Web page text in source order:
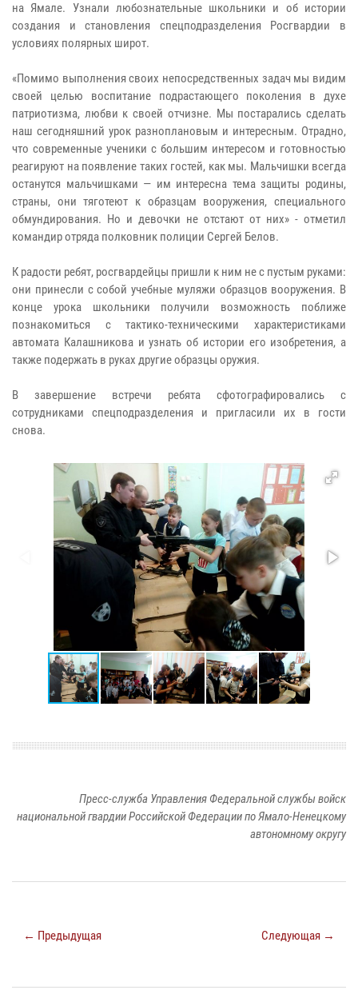
на Ямале. Узнали любознательные школьники и об истории
создания и становления спецподразделения Росгвардии в
условиях полярных широт.
«Помимо выполнения своих непосредственных задач мы видим
своей целью воспитание подрастающего поколения в духе
патриотизма, любви к своей отчизне. Мы постарались сделать
наш сегодняшний урок разноплановым и интересным. Отрадно,
что современные ученики с большим интересом и готовностью
реагируют на появление таких гостей, как мы. Мальчишки всегда
останутся мальчишками — им интересна тема защиты родины,
страны, они тяготеют к образцам вооружения, специального
обмундирования. Но и девочки не отстают от них» - отметил
командир отряда полковник полиции Сергей Белов.
К радости ребят, росгвардейцы пришли к ним не с пустым руками:
они принесли с собой учебные муляжи образцов вооружения. В
конце урока школьники получили возможность поближе
познакомиться с тактико-техническими характеристиками
автомата Калашникова и узнать об истории его изобретения, а
также подержать в руках другие образцы оружия.
В завершение встречи ребята сфотографировались с
сотрудниками спецподразделения и пригласили их в гости
снова.
Пресс-служба Управления Федеральной службы войск
национальной гвардии Российской Федерации по Ямало-Ненецкому
автономному округу
← Предыдущая Следующая →